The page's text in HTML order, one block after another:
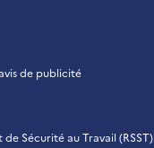
de publicité
Sécurité au Travail (RSST)